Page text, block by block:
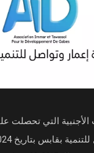
الأجنبية التي تحصلت
بقابس بتاريخ 04/06/2024.